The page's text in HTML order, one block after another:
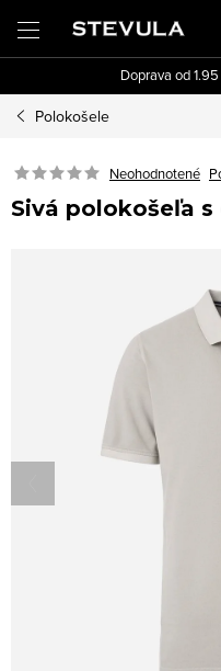
obsah
Doprava od
Polokošele
Neohodnotené
Sivá polokošeľa